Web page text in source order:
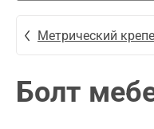
Метрический
Болт